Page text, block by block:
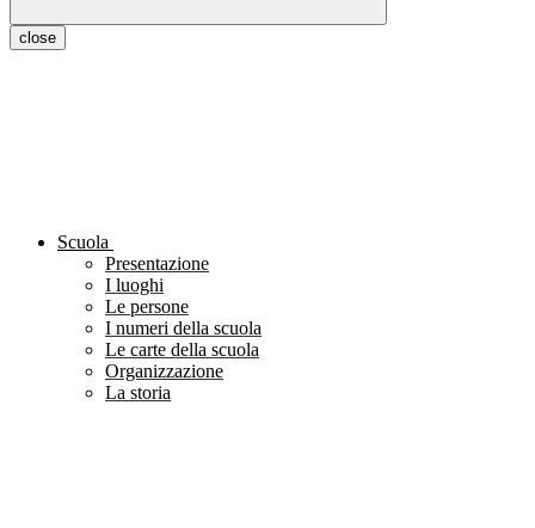
close
Scuola
Presentazione
I luoghi
Le persone
I numeri della scuola
Le carte della scuola
Organizzazione
La storia